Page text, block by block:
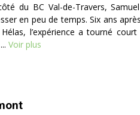
du BC Val-de-Travers,
en peu de temps. Six ans
l’expérience a tourné
Voir plus